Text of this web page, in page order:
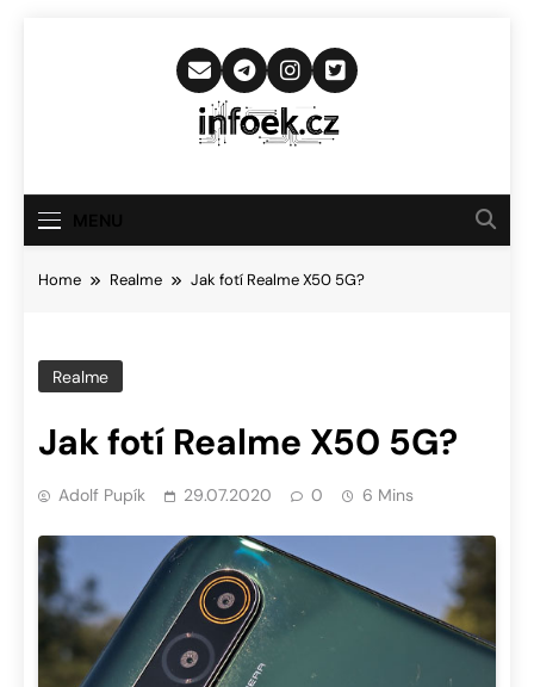
Infoek.cz
Novinkám
Home Realme Jak fotí Realme X50 5G?
Realme
Jak fotí Realme X50 5G?
Adolf Pupík 29.07.2020 0 6 Mins